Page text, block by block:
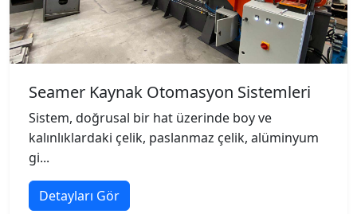
Seamer Kaynak Otomasyon Sistemleri
Sistem, doğrusal bir hat üzerinde boy ve
kalınlıklardaki çelik, paslanmaz çelik, alüminyum
gi...
Detayları Gör